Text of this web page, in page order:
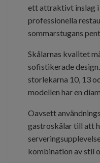
ett attraktivt inslag i
professionella
sommarstugans
Skålarnas kvalitet
sofistikerade
storlekarna 10, 13
modellen har en
Oavsett
gastroskålar till att
kombination av stil